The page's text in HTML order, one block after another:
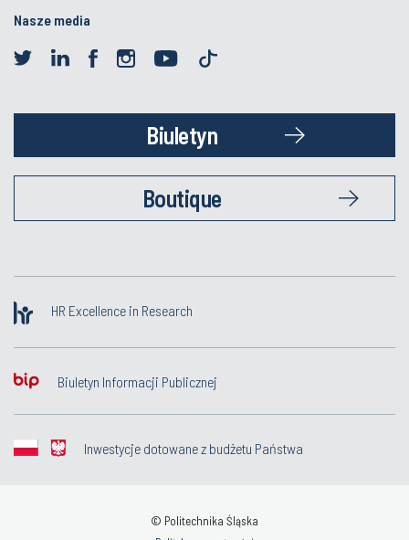
Nasze media
Biuletyn
Boutique
HR Excellence in Research
Biuletyn Informacji Publicznej
Inwestycje dotowane z budżetu Państwa
© Politechnika Śląska